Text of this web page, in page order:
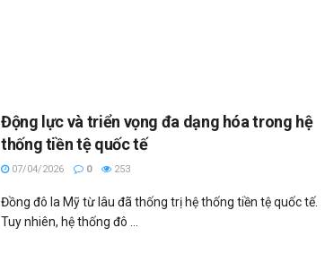
Động lực và triển vọng đa dạng hóa trong hệ
thống tiền tệ quốc tế
07/04/2026 0 253
Đồng đô la Mỹ từ lâu đã thống trị hệ thống tiền tệ quốc tế.
Tuy nhiên, hệ thống đô ...